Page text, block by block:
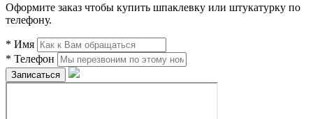
Оформите заказ чтобы купить шпаклевку или штукатурку по
телефону.
* Имя
* Телефон